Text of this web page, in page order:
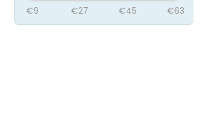
€9 €27 €45 €63